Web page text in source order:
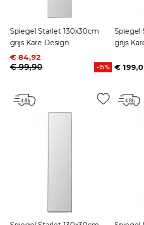
Spiegel Starlet 130x30cm
grijs Kare Design
Prijs
€ 84,92
Normale prijs
€ 99,90
-15%
Spiegel
grijs
Prijs
€